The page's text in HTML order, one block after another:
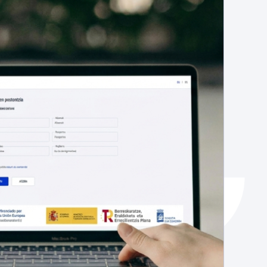
Catálogo de trámites
Ayuda a la tramitación